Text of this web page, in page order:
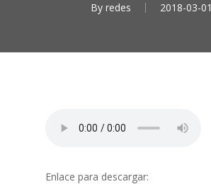
By redes 2018-03-01
Enlace para descargar: